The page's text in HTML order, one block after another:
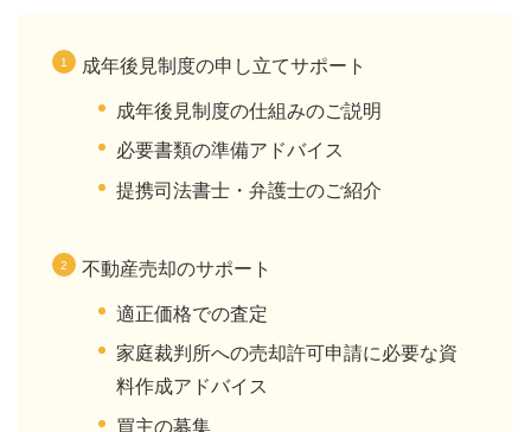
成年後見制度の申し立てサポート
成年後見制度の仕組みのご説明
必要書類の準備アドバイス
提携司法書士・弁護士のご紹介
不動産売却のサポート
適正価格での査定
家庭裁判所への売却許可申請に必要な資
料作成アドバイス
買主の募集